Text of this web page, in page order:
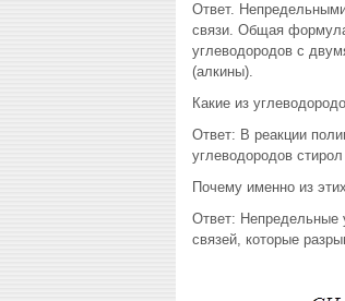
Ответ.
связи. Общая
углеводородов с
(алкины).
Какие из
Ответ: В реакции
углеводородов
Почему именно из
Ответ: Непредельные
связей, которые